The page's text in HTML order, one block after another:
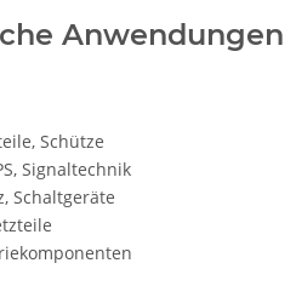
Anwendungen
Schütze
Signaltechnik
Schaltgeräte